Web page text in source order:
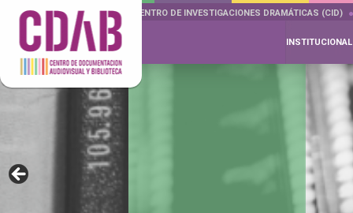
DOCUMENTA DRAMÁTICAS CENTRO DE INVESTIGACIONES DRAMÁTICAS (CID)
INSTITUCIONAL